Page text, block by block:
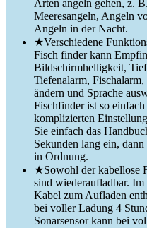
Arten angeln gehen, z.
Meeresangeln, Angeln
Angeln in der Nacht.
★Verschiedene
Fisch finder kann
Bildschirmhelligkeit,
Tiefenalarm,
ändern und Sprache
Fischfinder ist so
komplizierten
Sie einfach das
Sekunden lang ein,
in Ordnung.
★Sowohl der kabellose
sind wiederaufladbar.
Kabel zum Aufladen
bei voller Ladung 4
Sonarsensor kann bei